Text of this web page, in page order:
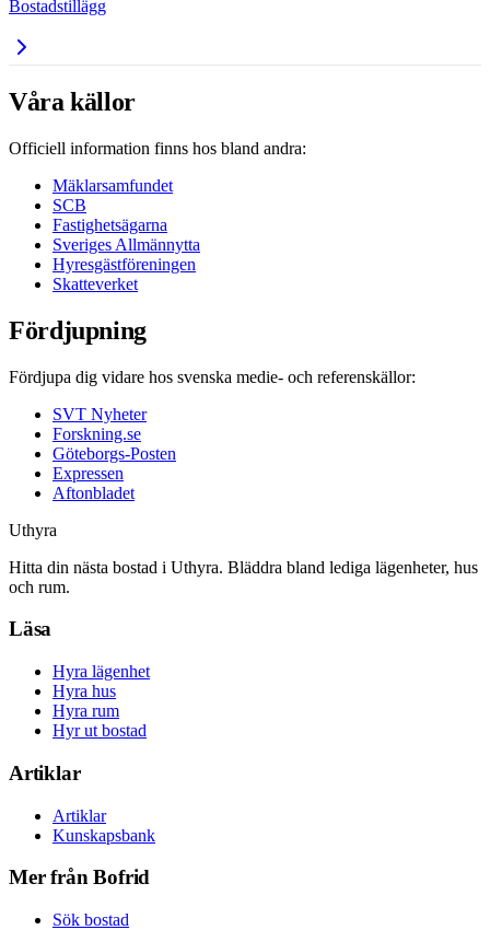
Bostadstillägg
Våra källor
Officiell information finns hos bland andra:
Mäklarsamfundet
SCB
Fastighetsägarna
Sveriges Allmännytta
Hyresgästföreningen
Skatteverket
Fördjupning
Fördjupa dig vidare hos svenska medie- och referenskällor:
SVT Nyheter
Forskning.se
Göteborgs-Posten
Expressen
Aftonbladet
Uthyra
Hitta din nästa bostad i Uthyra. Bläddra bland lediga lägenheter, hus
och rum.
Läsa
Hyra lägenhet
Hyra hus
Hyra rum
Hyr ut bostad
Artiklar
Artiklar
Kunskapsbank
Mer från Bofrid
Sök bostad